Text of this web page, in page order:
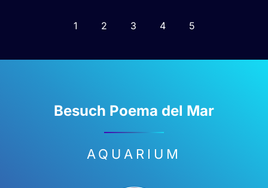
1 2 3 4 5
Besuch Poema del Mar
AQUARIUM